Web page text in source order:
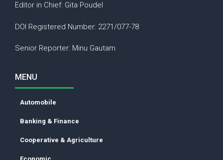
Editor in Chief: Gita Poudel
DOI Registered Number: 2271/077-78
Senior Reporter: Minu Gautam
MENU
Automobile
Banking & Finance
Cooperative & Agriculture